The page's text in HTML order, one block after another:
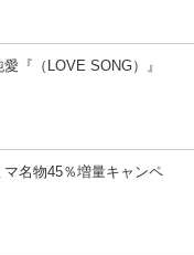
『（LOVE SONG）』
名物45％増量キャンペ